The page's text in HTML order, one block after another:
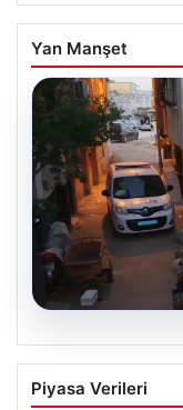
Yan Manşet
İçişleri
Uyuşturucu
Piyasa Verileri